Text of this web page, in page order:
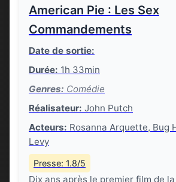
American Pie : Les Sex
Commandements
Date de sortie:
Durée: 1h 33min
Genres: Comédie
Réalisateur: John Putch
Acteurs: Rosanna Arquette, Bug
Levy
Presse: 1.8/5
Dix ans après le premier film de